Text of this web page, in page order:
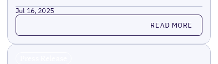
Jul 16, 2025
Read more READ MORE